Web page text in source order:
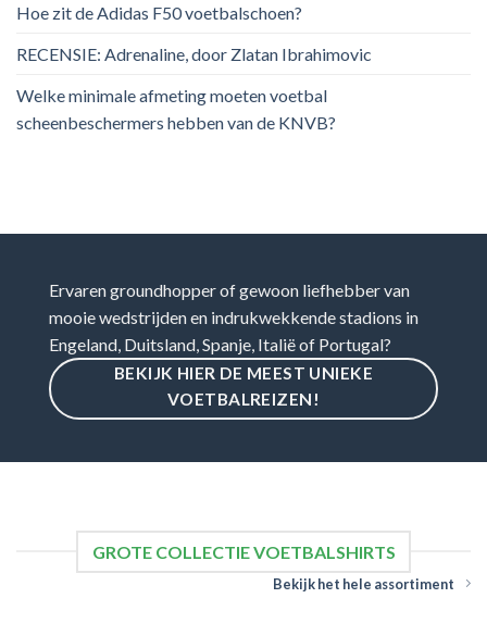
Hoe zit de Adidas F50 voetbalschoen?
RECENSIE: Adrenaline, door Zlatan Ibrahimovic
Welke minimale afmeting moeten voetbal
scheenbeschermers hebben van de KNVB?
Ervaren groundhopper of gewoon liefhebber van
mooie wedstrijden en indrukwekkende stadions in
Engeland, Duitsland, Spanje, Italië of Portugal?
BEKIJK HIER DE MEEST UNIEKE
VOETBALREIZEN!
GROTE COLLECTIE VOETBALSHIRTS
Bekijk het hele assortiment